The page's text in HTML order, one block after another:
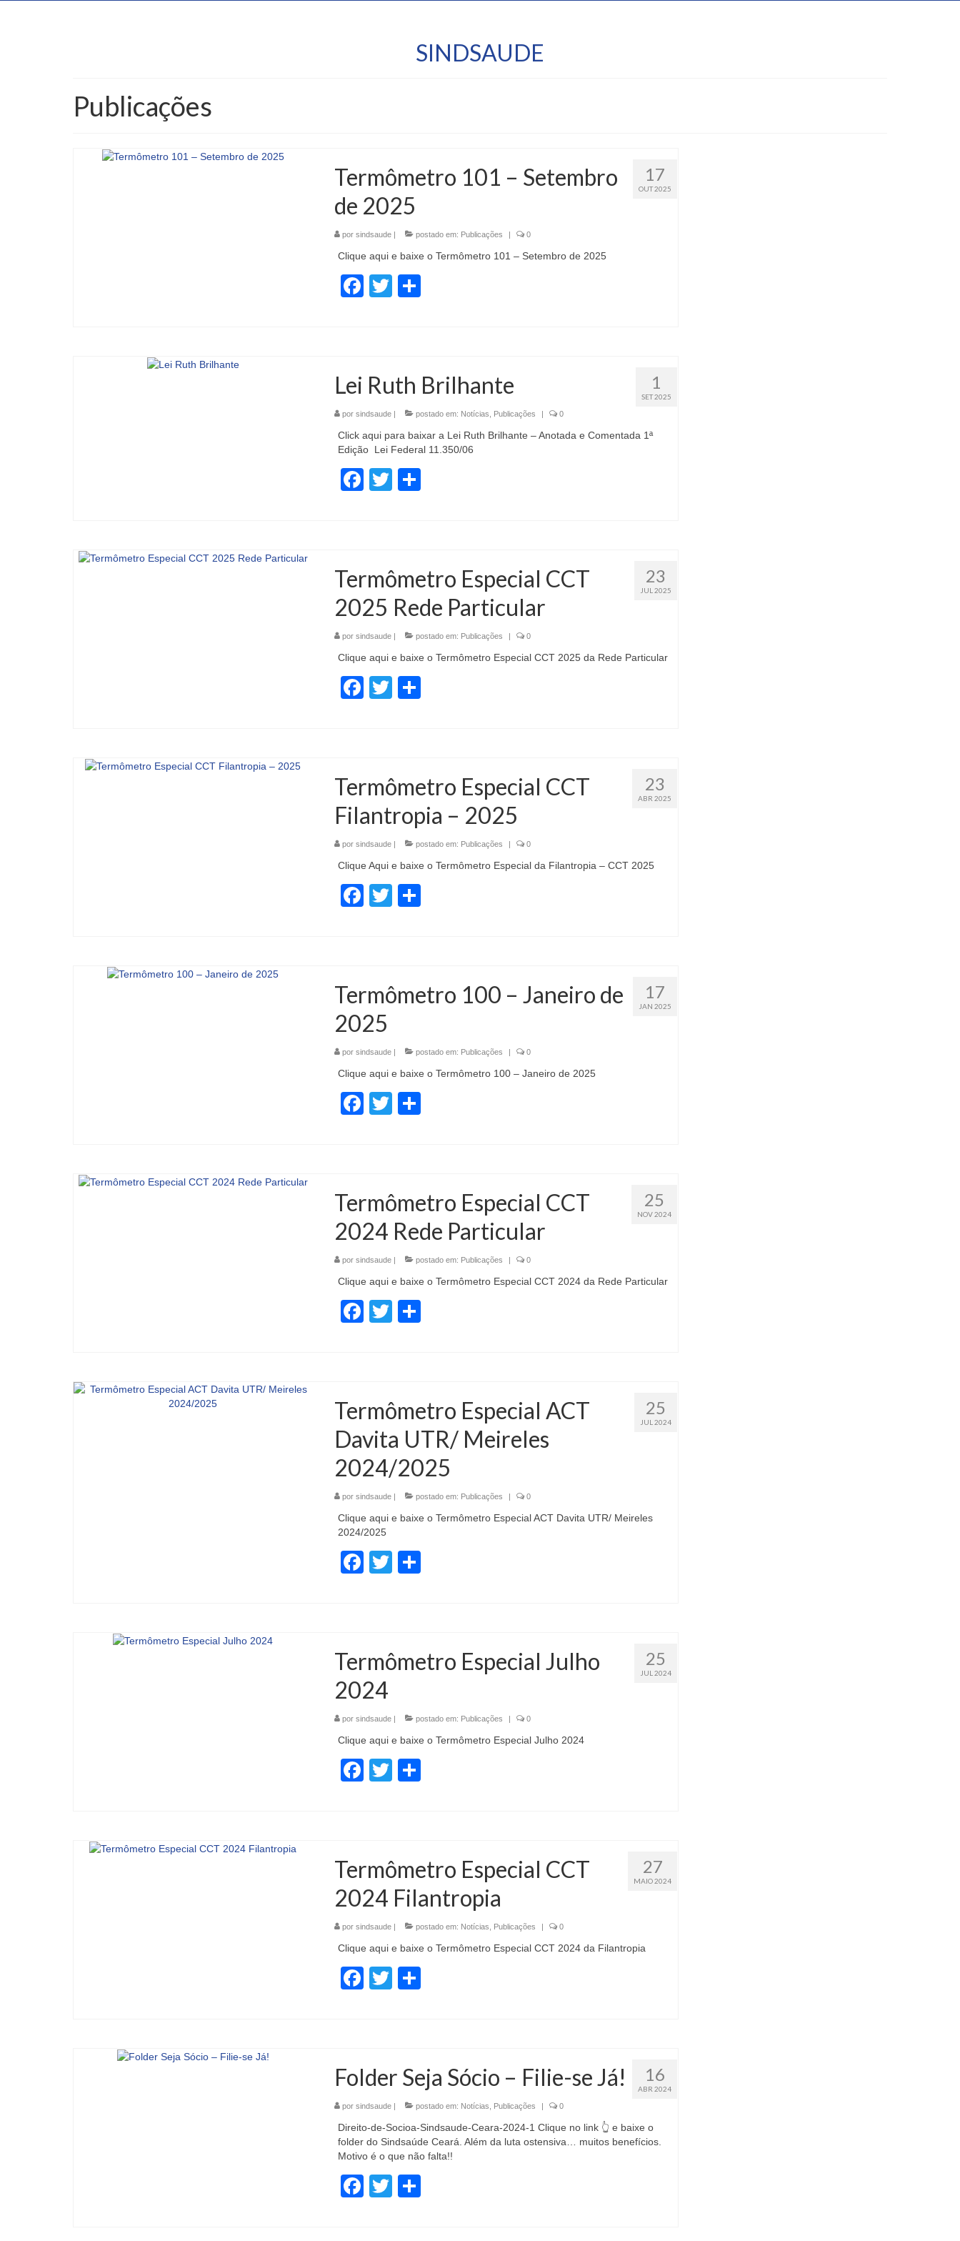
SINDSAUDE
Publicações
17
OUT 2025
Termômetro 101 – Setembro
de 2025
por sindsaude| postado em: Publicações | 0
Clique aqui e baixe o Termômetro 101 – Setembro de 2025
Facebook
Twitter
1
SET 2025
Lei Ruth Brilhante
por sindsaude| postado em: Notícias Publicações | 0
Click aqui para baixar a Lei Ruth Brilhante – Anotada e Comentada 1ª
Edição Lei Federal 11.350/06
Facebook
Twitter
23
JUL 2025
Termômetro Especial CCT
2025 Rede Particular
por sindsaude| postado em: Publicações | 0
Clique aqui e baixe o Termômetro Especial CCT 2025 da Rede Particular
Facebook
Twitter
23
ABR 2025
Termômetro Especial CCT
Filantropia – 2025
por sindsaude| postado em: Publicações | 0
Clique Aqui e baixe o Termômetro Especial da Filantropia – CCT 2025
Facebook
Twitter
17
JAN 2025
Termômetro 100 – Janeiro de
2025
por sindsaude| postado em: Publicações | 0
Clique aqui e baixe o Termômetro 100 – Janeiro de 2025
Facebook
Twitter
25
NOV 2024
Termômetro Especial CCT
2024 Rede Particular
por sindsaude| postado em: Publicações | 0
Clique aqui e baixe o Termômetro Especial CCT 2024 da Rede Particular
Facebook
Twitter
25
JUL 2024
Termômetro Especial ACT
Davita UTR/ Meireles
2024/2025
por sindsaude| postado em: Publicações | 0
Clique aqui e baixe o Termômetro Especial ACT Davita UTR/ Meireles
2024/2025
Facebook
Twitter
25
JUL 2024
Termômetro Especial Julho
2024
por sindsaude| postado em: Publicações | 0
Clique aqui e baixe o Termômetro Especial Julho 2024
Facebook
Twitter
27
MAIO 2024
Termômetro Especial CCT
2024 Filantropia
por sindsaude| postado em: Notícias Publicações | 0
Clique aqui e baixe o Termômetro Especial CCT 2024 da Filantropia
Facebook
Twitter
16
ABR 2024
Folder Seja Sócio – Filie-se Já!
por sindsaude| postado em: Notícias Publicações | 0
Direito-de-Socioa-Sindsaude-Ceara-2024-1 Clique no link 👆 e baixe o
folder do Sindsaúde Ceará. Além da luta ostensiva… muitos benefícios.
Motivo é o que não falta!!
Facebook
Twitter